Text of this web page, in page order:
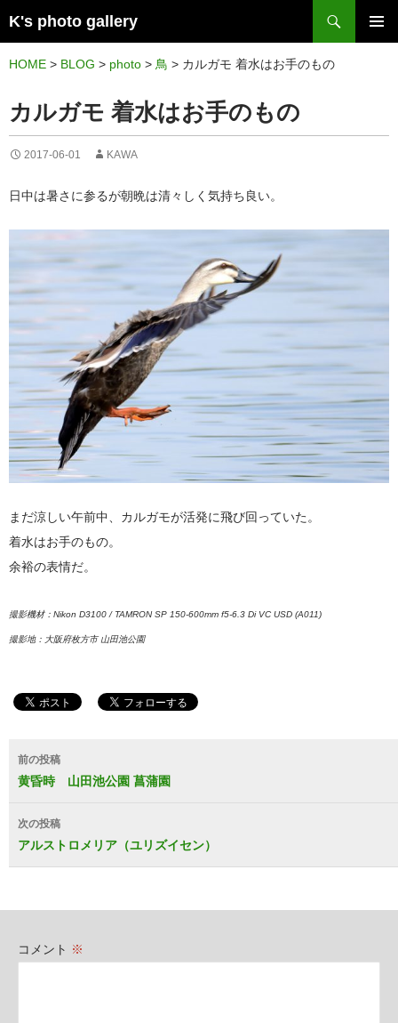
K's photo gallery
ン
ン
ツ
へ
ス
HOME > BLOG > photo > 鳥 > カルガモ 着水はお手のもの
カルガモ 着水はお手のもの
2017-06-01 KAWA
日中は暑さに参るが朝晩は清々しく気持ち良い。
まだ涼しい午前中、カルガモが活発に飛び回っていた。
着水はお手のもの。
余裕の表情だ。
撮影機材：Nikon D3100 / TAMRON SP 150-600mm f5-6.3 Di VC USD (A011)
撮影地：大阪府枚方市 山田池公園
投
稿
ナ
ビ
ー
シ
ョ
前の投稿
黄昏時 山田池公園 菖蒲園
次の投稿
アルストロメリア（ユリズイセン）
コメント ※